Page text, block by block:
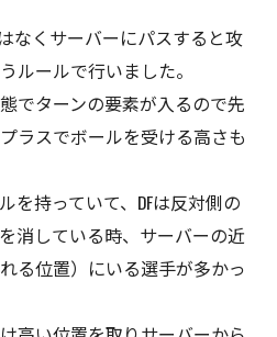
なくサーバーにパスすると攻
ルールで行いました。
でターンの要素が入るので先
ラスでボールを受ける高さも
を持っていて、DFは反対側の
消している時、サーバーの近
る位置）にいる選手が多かっ